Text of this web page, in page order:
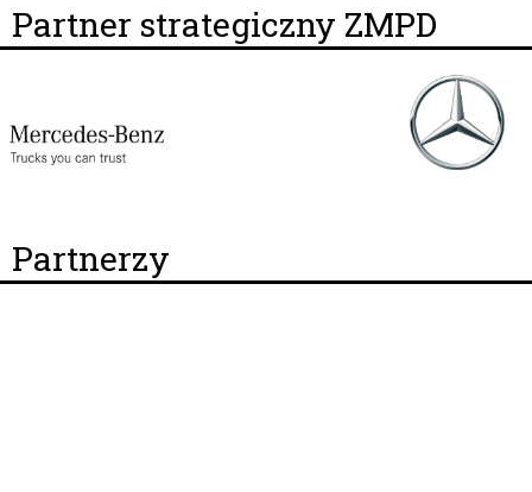
Partner strategiczny ZMPD
Partnerzy